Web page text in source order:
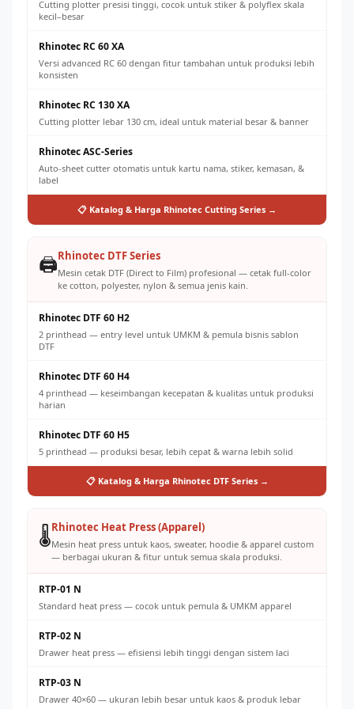
Cutting plotter presisi tinggi, cocok untuk stiker & polyflex skala
kecil–besar
Rhinotec RC 60 XA
Versi advanced RC 60 dengan fitur tambahan untuk produksi lebih
konsisten
Rhinotec RC 130 XA
Cutting plotter lebar 130 cm, ideal untuk material besar & banner
Rhinotec ASC-Series
Auto-sheet cutter otomatis untuk kartu nama, stiker, kemasan, &
label
📋 Katalog & Harga Rhinotec Cutting Series →
🖨️Rhinotec DTF Series
Mesin cetak DTF (Direct to Film) profesional — cetak full-color
ke cotton, polyester, nylon & semua jenis kain.
Rhinotec DTF 60 H2
2 printhead — entry level untuk UMKM & pemula bisnis sablon
DTF
Rhinotec DTF 60 H4
4 printhead — keseimbangan kecepatan & kualitas untuk produksi
harian
Rhinotec DTF 60 H5
5 printhead — produksi besar, lebih cepat & warna lebih solid
📋 Katalog & Harga Rhinotec DTF Series →
🌡️Rhinotec Heat Press (Apparel)
Mesin heat press untuk kaos, sweater, hoodie & apparel custom
— berbagai ukuran & fitur untuk semua skala produksi.
RTP-01 N
Standard heat press — cocok untuk pemula & UMKM apparel
RTP-02 N
Drawer heat press — efisiensi lebih tinggi dengan sistem laci
RTP-03 N
Drawer 40×60 — ukuran lebih besar untuk kaos & produk lebar